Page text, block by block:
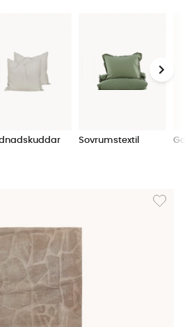
Sovrumstextil
Lägg